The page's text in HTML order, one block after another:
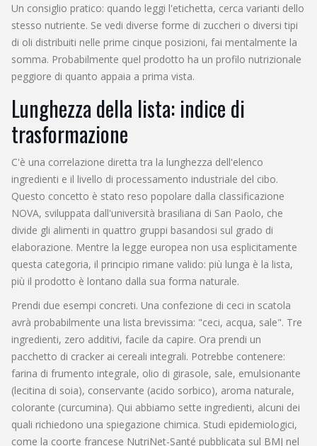
Un consiglio pratico: quando leggi l'etichetta, cerca varianti dello
stesso nutriente. Se vedi diverse forme di zuccheri o diversi tipi
di oli distribuiti nelle prime cinque posizioni, fai mentalmente la
somma. Probabilmente quel prodotto ha un profilo nutrizionale
peggiore di quanto appaia a prima vista.
Lunghezza della lista: indice di
trasformazione
C'è una correlazione diretta tra la lunghezza dell'elenco
ingredienti e il livello di processamento industriale del cibo.
Questo concetto è stato reso popolare dalla classificazione
NOVA, sviluppata dall'università brasiliana di San Paolo, che
divide gli alimenti in quattro gruppi basandosi sul grado di
elaborazione. Mentre la legge europea non usa esplicitamente
questa categoria, il principio rimane valido: più lunga è la lista,
più il prodotto è lontano dalla sua forma naturale.
Prendi due esempi concreti. Una confezione di ceci in scatola
avrà probabilmente una lista brevissima: "ceci, acqua, sale". Tre
ingredienti, zero additivi, facile da capire. Ora prendi un
pacchetto di cracker ai cereali integrali. Potrebbe contenere:
farina di frumento integrale, olio di girasole, sale, emulsionante
(lecitina di soia), conservante (acido sorbico), aroma naturale,
colorante (curcumina). Qui abbiamo sette ingredienti, alcuni dei
quali richiedono una spiegazione chimica. Studi epidemiologici,
come la coorte francese NutriNet-Santé pubblicata sul BMJ nel